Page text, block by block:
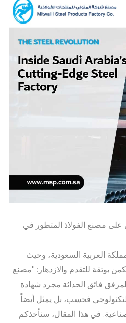
على مصنع الفولاذ المتطور في
العربية السعودية، وحيث
بوتقة للتقدم والازدهار: "مصنع
فائق الحداثة مجرد شهادة
فحسب، بل يمثل أيضاً
في هذا المقال، سنأخذكم